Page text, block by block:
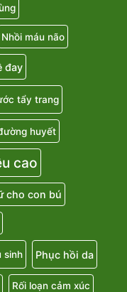
Nhồi máu não
đay
tẩy trang
huyết
cao
cho con bú
sinh Phục hồi da
Rối loạn cảm xúc